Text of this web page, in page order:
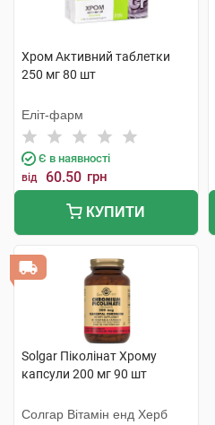
Хром Активний таблетки
250 мг 80 шт
Еліт-фарм
Є в наявності
від 60.50 грн
КУПИТИ
Solgar Піколінат Хрому
капсули 200 мг 90 шт
Солгар Вітамін енд Херб